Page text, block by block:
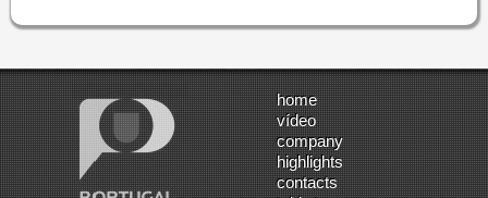
home
vídeo
company
highlights
contacts